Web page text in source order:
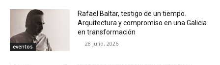
eventos
Rafael Baltar, testigo de un tiempo.
Arquitectura y compromiso en una Galicia
en transformación
28 julio, 2026